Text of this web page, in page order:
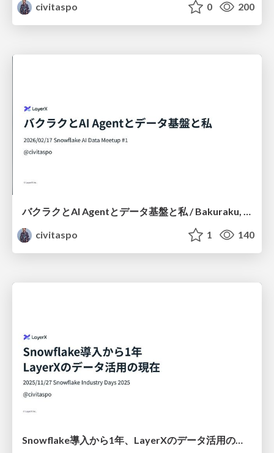
civitaspo
0 200
バクラクとAI Agentとデータ基盤と私 / Bakuraku, AI Agents, Data Infrastructure, and Me
civitaspo
1 140
Snowflake導入から1年、LayerXのデータ活用の現在 / One Year into Snowflake: How LayerX Uses Data Today